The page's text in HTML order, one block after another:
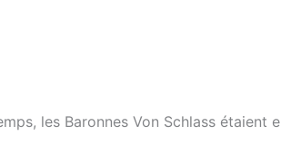
les Baronnes Von Schlass étaient